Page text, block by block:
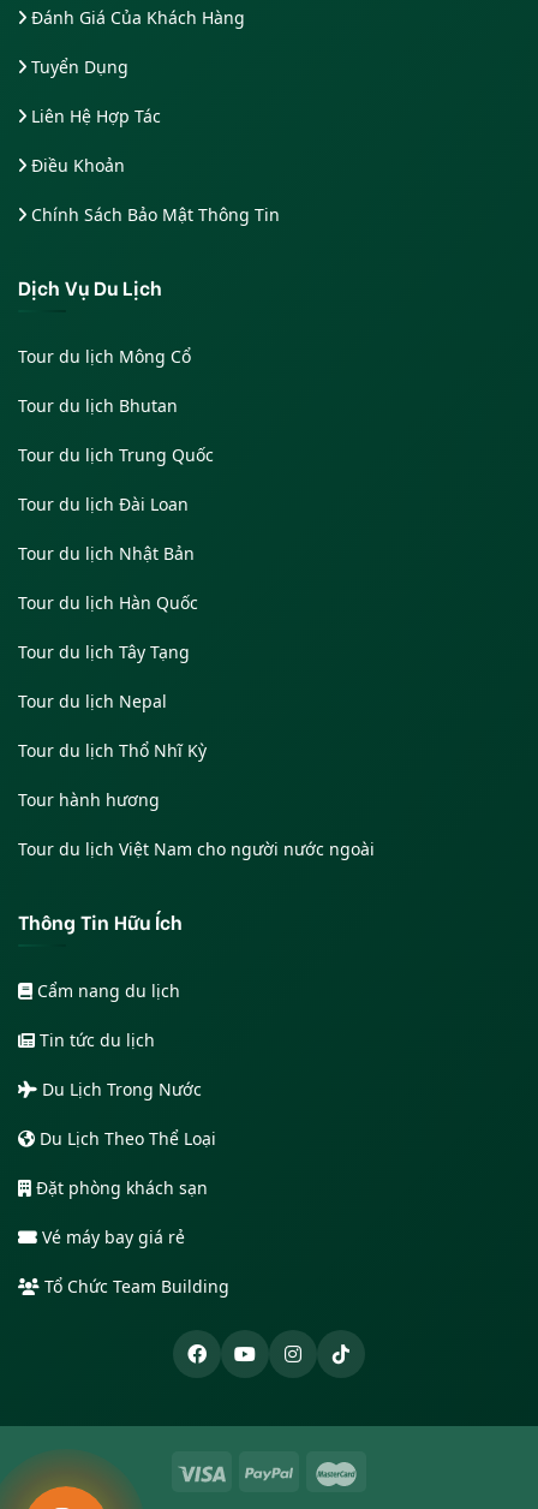
Đánh Giá Của Khách Hàng
Tuyển Dụng
Liên Hệ Hợp Tác
Điều Khoản
Chính Sách Bảo Mật Thông Tin
Dịch Vụ Du Lịch
Tour du lịch Mông Cổ
Tour du lịch Bhutan
Tour du lịch Trung Quốc
Tour du lịch Đài Loan
Tour du lịch Nhật Bản
Tour du lịch Hàn Quốc
Tour du lịch Tây Tạng
Tour du lịch Nepal
Tour du lịch Thổ Nhĩ Kỳ
Tour hành hương
Tour du lịch Việt Nam cho người nước ngoài
Thông Tin Hữu Ích
Cẩm nang du lịch
Tin tức du lịch
Du Lịch Trong Nước
Du Lịch Theo Thể Loại
Đặt phòng khách sạn
Vé máy bay giá rẻ
Tổ Chức Team Building